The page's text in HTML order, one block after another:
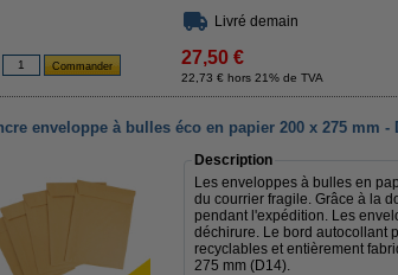
Livré demain
27,50 €
22,73 € hors 21% de TVA
enveloppe à bulles éco en papier 200 x 275 mm -
Description
Les enveloppes à bulles en
du courrier fragile. Grâce à la
pendant l'expédition. Les
déchirure. Le bord autocollant
recyclables et entièrement
275 mm (D14).